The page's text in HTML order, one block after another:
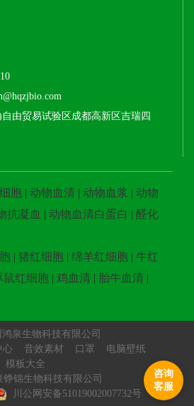
咨询
客服
由贸易试验区成都高新区吉瑞四
胞 | 动物血清 | 动物血浆 | 动物
抗凝血 | 动物血清白蛋白 | 醛化
| 猪红细胞 | 绵羊红细胞 | 牛红
鼠红细胞 | 鸡血清 | 胎牛血清 |
鸿泉生物科技有限公司
心 音效素材 口罩
电脑壁纸
模板大全
锦生物科技有限公司
川公网安备51019002007732号